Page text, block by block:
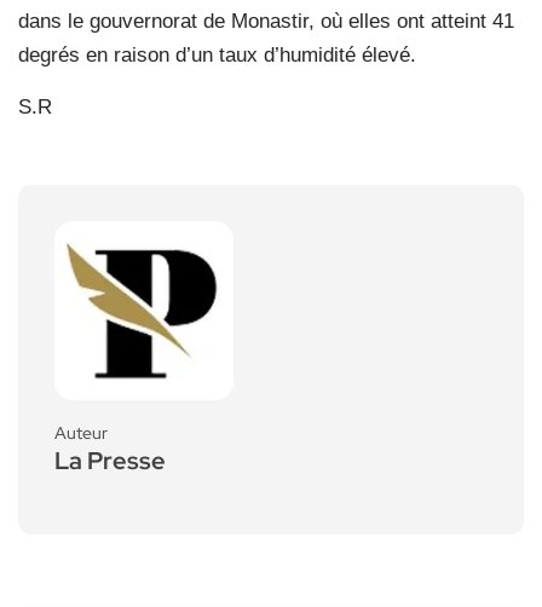
dans le gouvernorat de Monastir, où elles ont atteint 41
degrés en raison d’un taux d’humidité élevé.
S.R
Auteur
La Presse